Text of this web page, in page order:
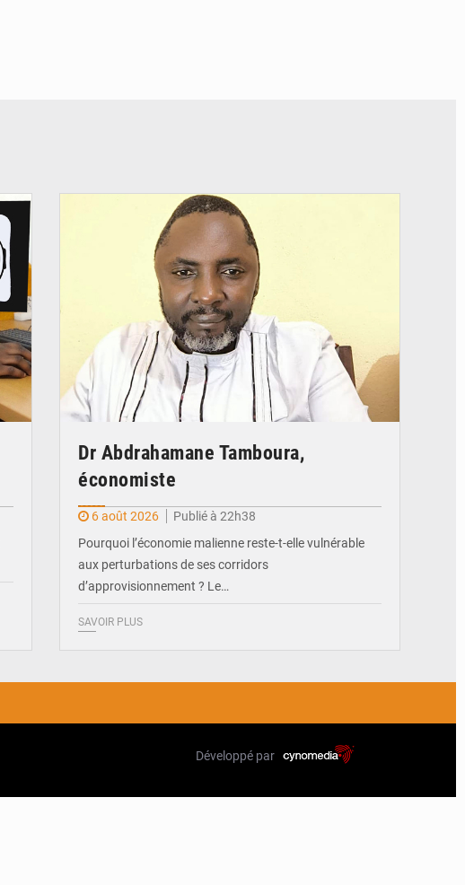
Dr Abdrahamane Tamboura,
économiste
6 août 2026
Publié à 22h38
Pourquoi l’économie malienne reste-t-elle vulnérable
aux perturbations de ses corridors
d’approvisionnement ? Le…
SAVOIR PLUS
Développé par